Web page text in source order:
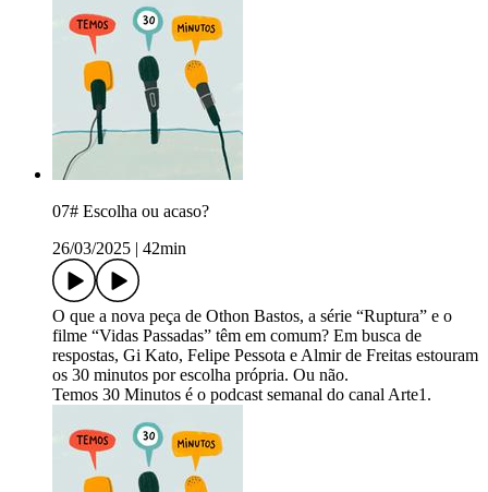
07# Escolha ou acaso?
26/03/2025
42min
O que a nova peça de Othon Bastos, a série “Ruptura” e o
filme “Vidas Passadas” têm em comum? Em busca de
respostas, Gi Kato, Felipe Pessota e Almir de Freitas estouram
os 30 minutos por escolha própria. Ou não.
Temos 30 Minutos é o podcast semanal do canal Arte1.